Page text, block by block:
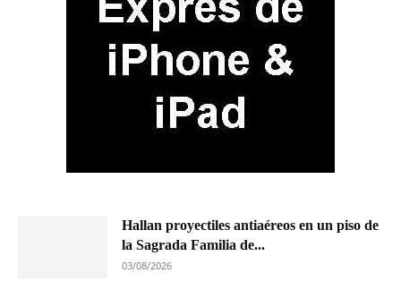
Hallan proyectiles antiaéreos en un piso de
la Sagrada Familia de...
03/08/2026